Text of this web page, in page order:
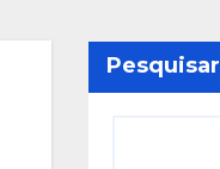
Pesquisar